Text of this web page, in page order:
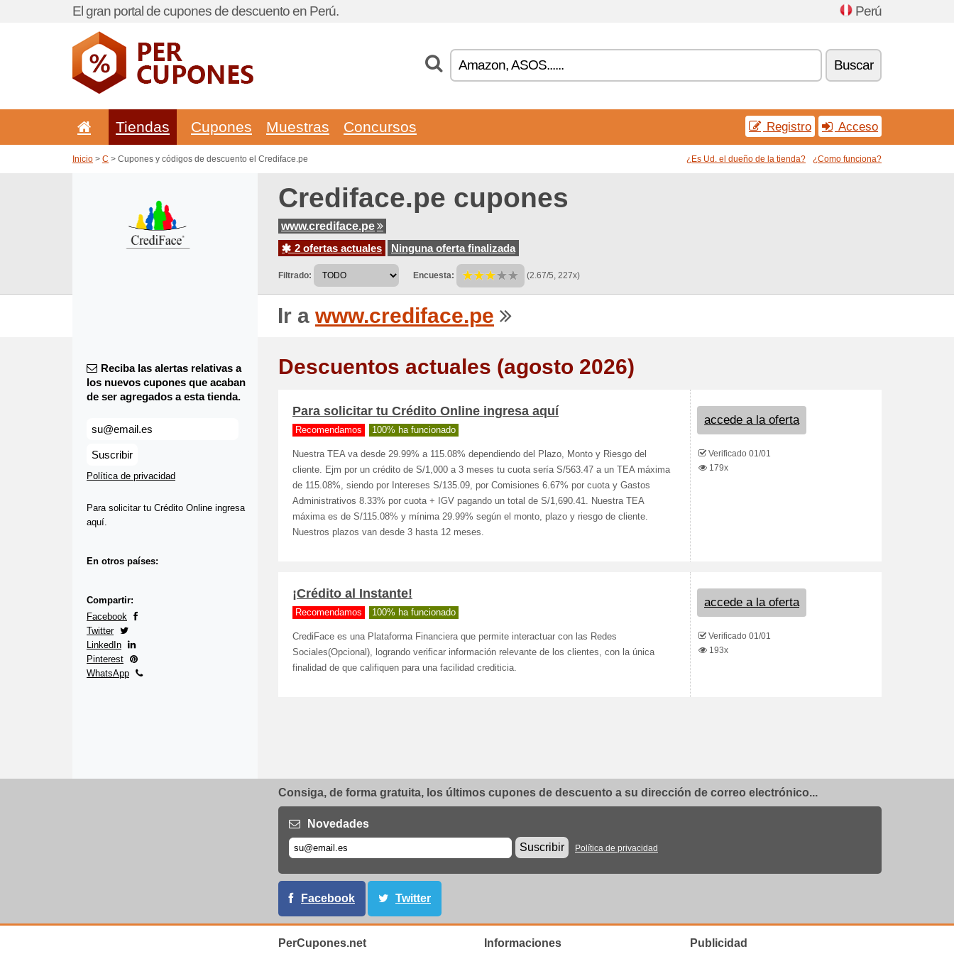
El gran portal de cupones de descuento en Perú. Perú
Buscar
Tiendas Cupones Muestras Concursos Registro Acceso
Inicio > C > Cupones y códigos de descuento el Crediface.pe ¿Es Ud. el dueño de la tienda? ¿Como funciona?
Crediface.pe cupones
www.crediface.pe
2 ofertas actuales
Ninguna oferta finalizada
Filtrado: Encuesta: (2.67/5, 227x)
Ir a www.crediface.pe
Reciba las alertas relativas a
los nuevos cupones que acaban
de ser agregados a esta tienda.
Suscribir
Política de privacidad
Para solicitar tu Crédito Online ingresa
aquí.
En otros países:
Compartir:
Facebook
Twitter
LinkedIn
Pinterest
WhatsApp
Descuentos actuales (agosto 2026)
Para solicitar tu Crédito Online ingresa aquí
Recomendamos 100% ha funcionado
Nuestra TEA va desde 29.99% a 115.08% dependiendo del Plazo, Monto y Riesgo del
cliente. Ejm por un crédito de S/1,000 a 3 meses tu cuota sería S/563.47 a un TEA máxima
de 115.08%, siendo por Intereses S/135.09, por Comisiones 6.67% por cuota y Gastos
Administrativos 8.33% por cuota + IGV pagando un total de S/1,690.41. Nuestra TEA
máxima es de S/115.08% y mínima 29.99% según el monto, plazo y riesgo de cliente.
Nuestros plazos van desde 3 hasta 12 meses.
accede a la oferta
Verificado 01/01
179x
¡Crédito al Instante!
Recomendamos 100% ha funcionado
CrediFace es una Plataforma Financiera que permite interactuar con las Redes
Sociales(Opcional), logrando verificar información relevante de los clientes, con la única
finalidad de que califiquen para una facilidad crediticia.
accede a la oferta
Verificado 01/01
193x
Consiga, de forma gratuita, los últimos cupones de descuento a su dirección de correo electrónico...
Novedades
Suscribir
Política de privacidad
Facebook Twitter
PerCupones.net Informaciones Publicidad